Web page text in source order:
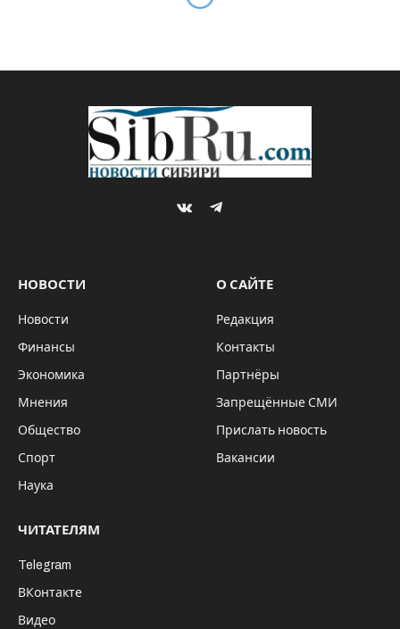
выпустит облигации на 5
млрд руб
Редакция SibRu.com 01.10.2018 Updated:
Комментариев нет 2 Mins Read
Облигации – более комфортный для
региона финансовый инструмент по
сравнению с банковскими
16 октября на ММВБ-РТС начнется размещение
облигационного займа Новосибирской области